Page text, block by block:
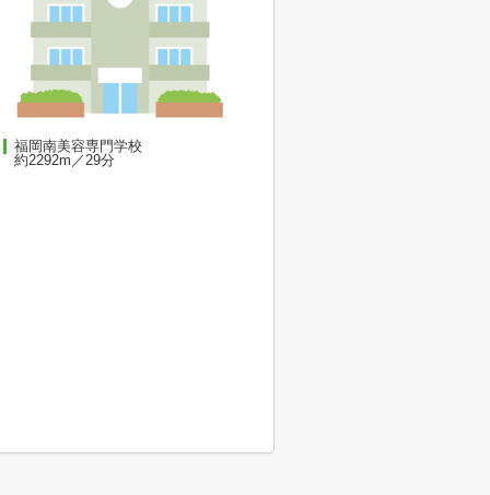
福岡南美容専門学校
約2292m／29分